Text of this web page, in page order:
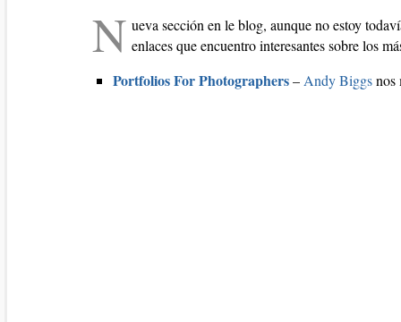
N ueva sección en le blog, aunque no estoy
enlaces que encuentro interesantes sobre los
Portfolios For Photographers– Andy Biggsnos